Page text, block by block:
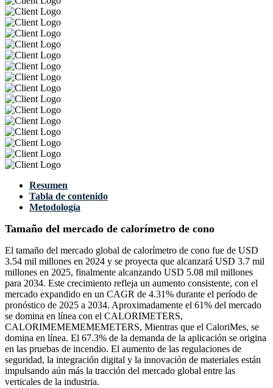
Resumen
Tabla de contenido
Metodología
Tamaño del mercado de calorímetro de cono
El tamaño del mercado global de calorímetro de cono fue de USD
3.54 mil millones en 2024 y se proyecta que alcanzará USD 3.7 mil
millones en 2025, finalmente alcanzando USD 5.08 mil millones
para 2034. Este crecimiento refleja un aumento consistente, con el
mercado expandido en un CAGR de 4.31% durante el período de
pronóstico de 2025 a 2034. Aproximadamente el 61% del mercado
se domina en línea con el CALORIMETERS,
CALORIMEMEMEMEMETERS, Mientras que el CaloriMes, se
domina en línea. El 67.3% de la demanda de la aplicación se origina
en las pruebas de incendio. El aumento de las regulaciones de
seguridad, la integración digital y la innovación de materiales están
impulsando aún más la tracción del mercado global entre las
verticales de la industria.